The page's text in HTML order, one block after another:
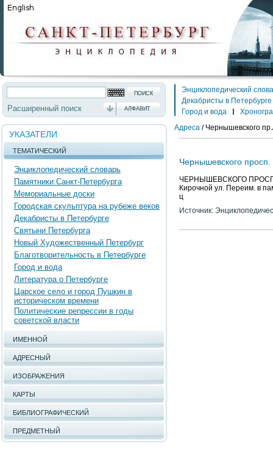
Расширенный поиск АЛФАВИТ
УКАЗАТЕЛИ
ТЕМАТИЧЕСКИЙ
Энциклопедический словарь
Памятники Санкт-Петербурга
Мемориальные доски
Городская скульптура на рубеже веков
Декабристы в Петербурге
Святыни Петербурга
Новый Художественный Петербург
Благотворительность в Петербурге
Город и вода
Литература о Петербурге
Царское село и город Пушкин в
историческом времени
Политические репрессии в годы
советской власти
ИМЕННОЙ
АДРЕСНЫЙ
ИЗОБРАЖЕНИЯ
КАРТЫ
БИБЛИОГРАФИЧЕСКИЙ
ПРЕДМЕТНЫЙ
Энциклопедический
Декабристы в Петербурге
Город и вода
Адреса / Чернышевского
Чернышевского просп.
ЧЕРНЫШЕВСКОГО
Кирочной ул. Переим. в
ц
Источник: